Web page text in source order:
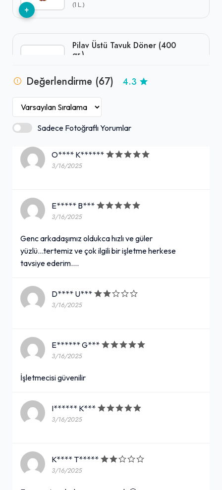
+ (1 L.)
+
Pilav Üstü Tavuk Döner (400
gr.)
225,00₺
Pilav (300 gr.) + Tavuk Döner (100 gr.)
+
Baharatlı Peynirli Eti Gong (34
25,00₺
(34 gr.)
+
Çiğ Köfte Sos (18 gr.)
125,00₺
+
Çiğ Köfte (600 gr.)
395,00₺
+
35,00₺
Değerlendirme (67) 4.3
Sadece Fotoğraflı Yorumlar
O**** K******
3/16/2025
E***** B***
3/16/2025
Genc arkadaşımız oldukca hızlı ve güler
yüzlü...tertemiz ve çok ilgili bir işletme herkese
tavsiye ederim....
D**** U***
3/16/2025
E****** G***
3/16/2025
İşletmecisi güvenilir
I****** K***
3/16/2025
K**** T*****
3/16/2025